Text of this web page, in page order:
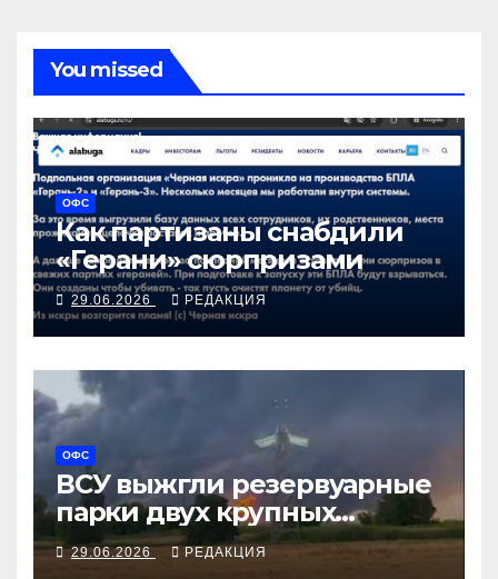
You missed
ОФС
Как партизаны снабдили
«Герани» сюрпризами
29.06.2026 РЕДАКЦИЯ
ОФС
ВСУ выжгли резервуарные
парки двух крупных
российских НПЗ
29.06.2026 РЕДАКЦИЯ